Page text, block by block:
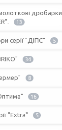
дробарки
13
серії "ДІПС" 5
34
8
16
"Extra" 5